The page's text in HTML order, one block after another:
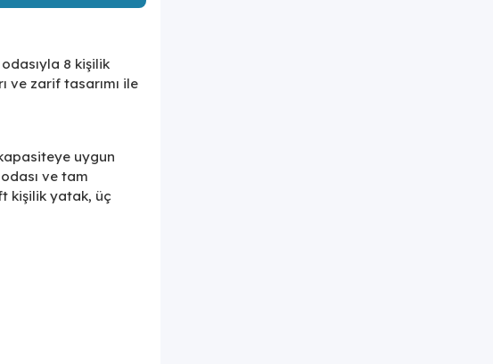
8 kişilik
ve zarif tasarımı ile
uygun
ve tam
kişilik yatak, üç